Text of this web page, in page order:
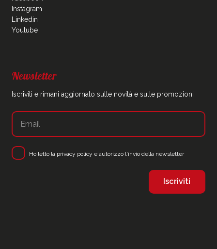
Instagram
Linkedin
Youtube
Newsletter
Iscriviti e rimani aggiornato sulle novità e sulle promozioni
Ho letto la privacy policy e autorizzo l'invio della newsletter